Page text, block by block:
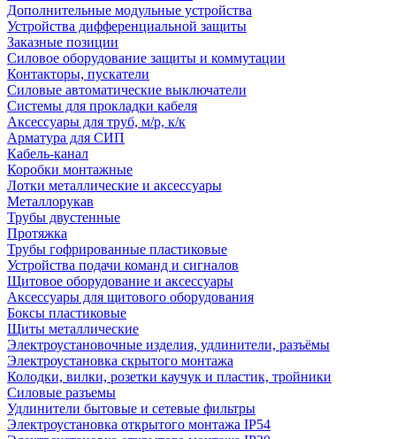
Дополнительные модульные устройства
Устройства дифференциальной защиты
Заказные позиции
Силовое оборудование защиты и коммутации
Контакторы, пускатели
Силовые автоматические выключатели
Системы для прокладки кабеля
Аксессуары для труб, м/р, к/к
Арматура для СИП
Кабель-канал
Коробки монтажные
Лотки металлические и аксессуары
Металлорукав
Трубы двустенные
Протяжка
Трубы гофрированные пластиковые
Устройства подачи команд и сигналов
Щитовое оборудование и аксессуары
Аксессуары для щитового оборудования
Боксы пластиковые
Щиты металлические
Электроустановочные изделия, удлинители, разъёмы
Электроустановка скрытого монтажа
Колодки, вилки, розетки каучук и пластик, тройники
Силовые разъемы
Удлинители бытовые и сетевые фильтры
Электроустановка открытого монтажа IP54